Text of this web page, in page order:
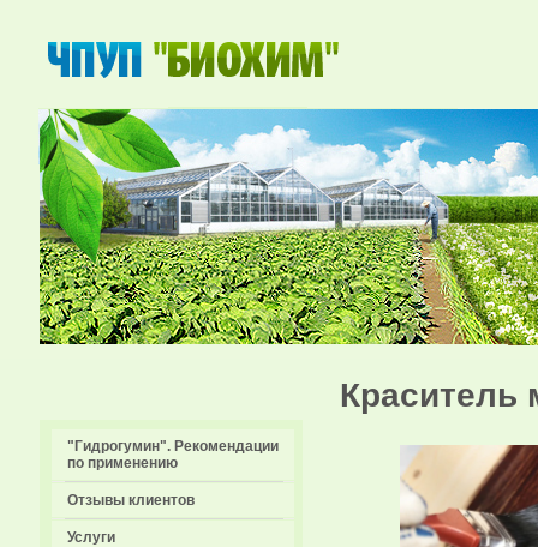
"Гидрогумин". Рекомендации
по применению
Отзывы клиентов
Услуги